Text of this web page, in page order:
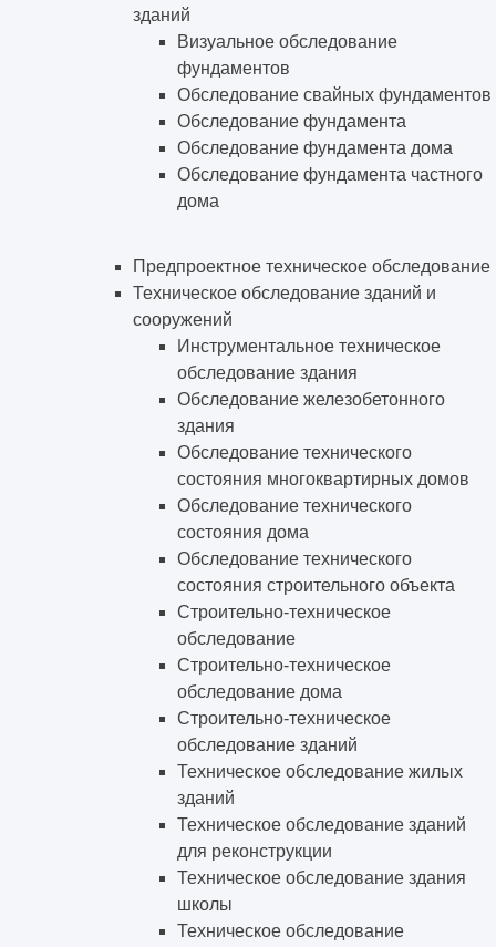
зданий
Визуальное обследование
фундаментов
Обследование свайных фундаментов
Обследование фундамента
Обследование фундамента дома
Обследование фундамента частного
дома
Предпроектное техническое обследование
Техническое обследование зданий и
сооружений
Инструментальное техническое
обследование здания
Обследование железобетонного
здания
Обследование технического
состояния многоквартирных домов
Обследование технического
состояния дома
Обследование технического
состояния строительного объекта
Строительно-техническое
обследование
Строительно-техническое
обследование дома
Строительно-техническое
обследование зданий
Техническое обследование жилых
зданий
Техническое обследование зданий
для реконструкции
Техническое обследование здания
школы
Техническое обследование